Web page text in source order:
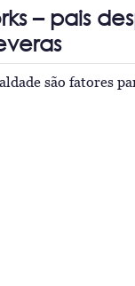
– pais
são fatores